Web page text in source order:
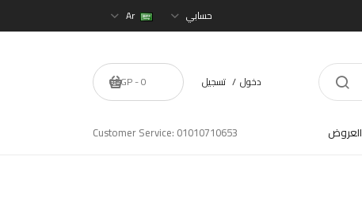
حسابي Ar
دخول تسجيل 0 - 0EGP
العروض Customer Service: 01010710653